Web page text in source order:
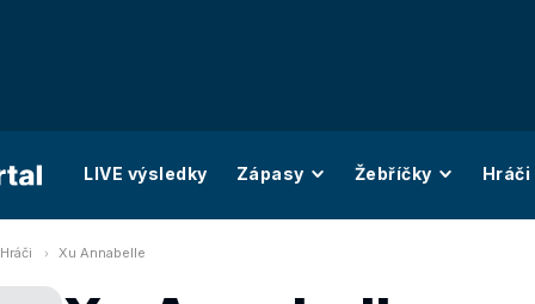
LIVE výsledky Zápasy Žebříčky Hráči
Hráči Xu Annabelle